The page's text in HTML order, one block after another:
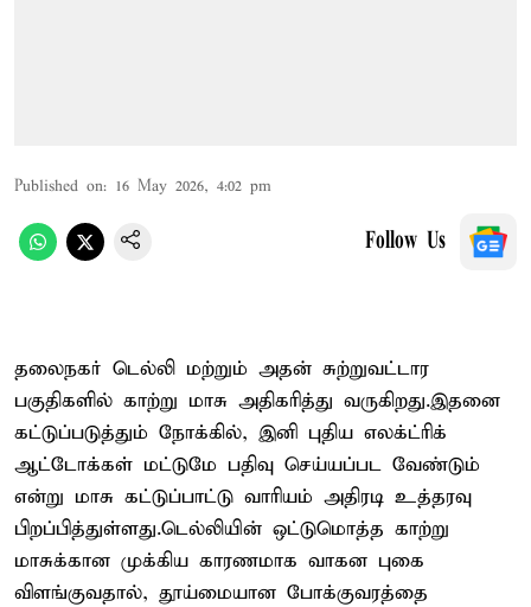
Published on: 16 May 2026, 4:02 pm
Follow Us
தலைநகர் டெல்லி மற்றும் அதன் சுற்றுவட்டார
பகுதிகளில் காற்று மாசு அதிகரித்து வருகிறது.இதனை
கட்டுப்படுத்தும் நோக்கில், இனி புதிய எலக்ட்ரிக்
ஆட்டோக்கள் மட்டுமே பதிவு செய்யப்பட வேண்டும்
என்று மாசு கட்டுப்பாட்டு வாரியம் அதிரடி உத்தரவு
பிறப்பித்துள்ளது.டெல்லியின் ஒட்டுமொத்த காற்று
மாசுக்கான முக்கிய காரணமாக வாகன புகை
விளங்குவதால், தூய்மையான போக்குவரத்தை